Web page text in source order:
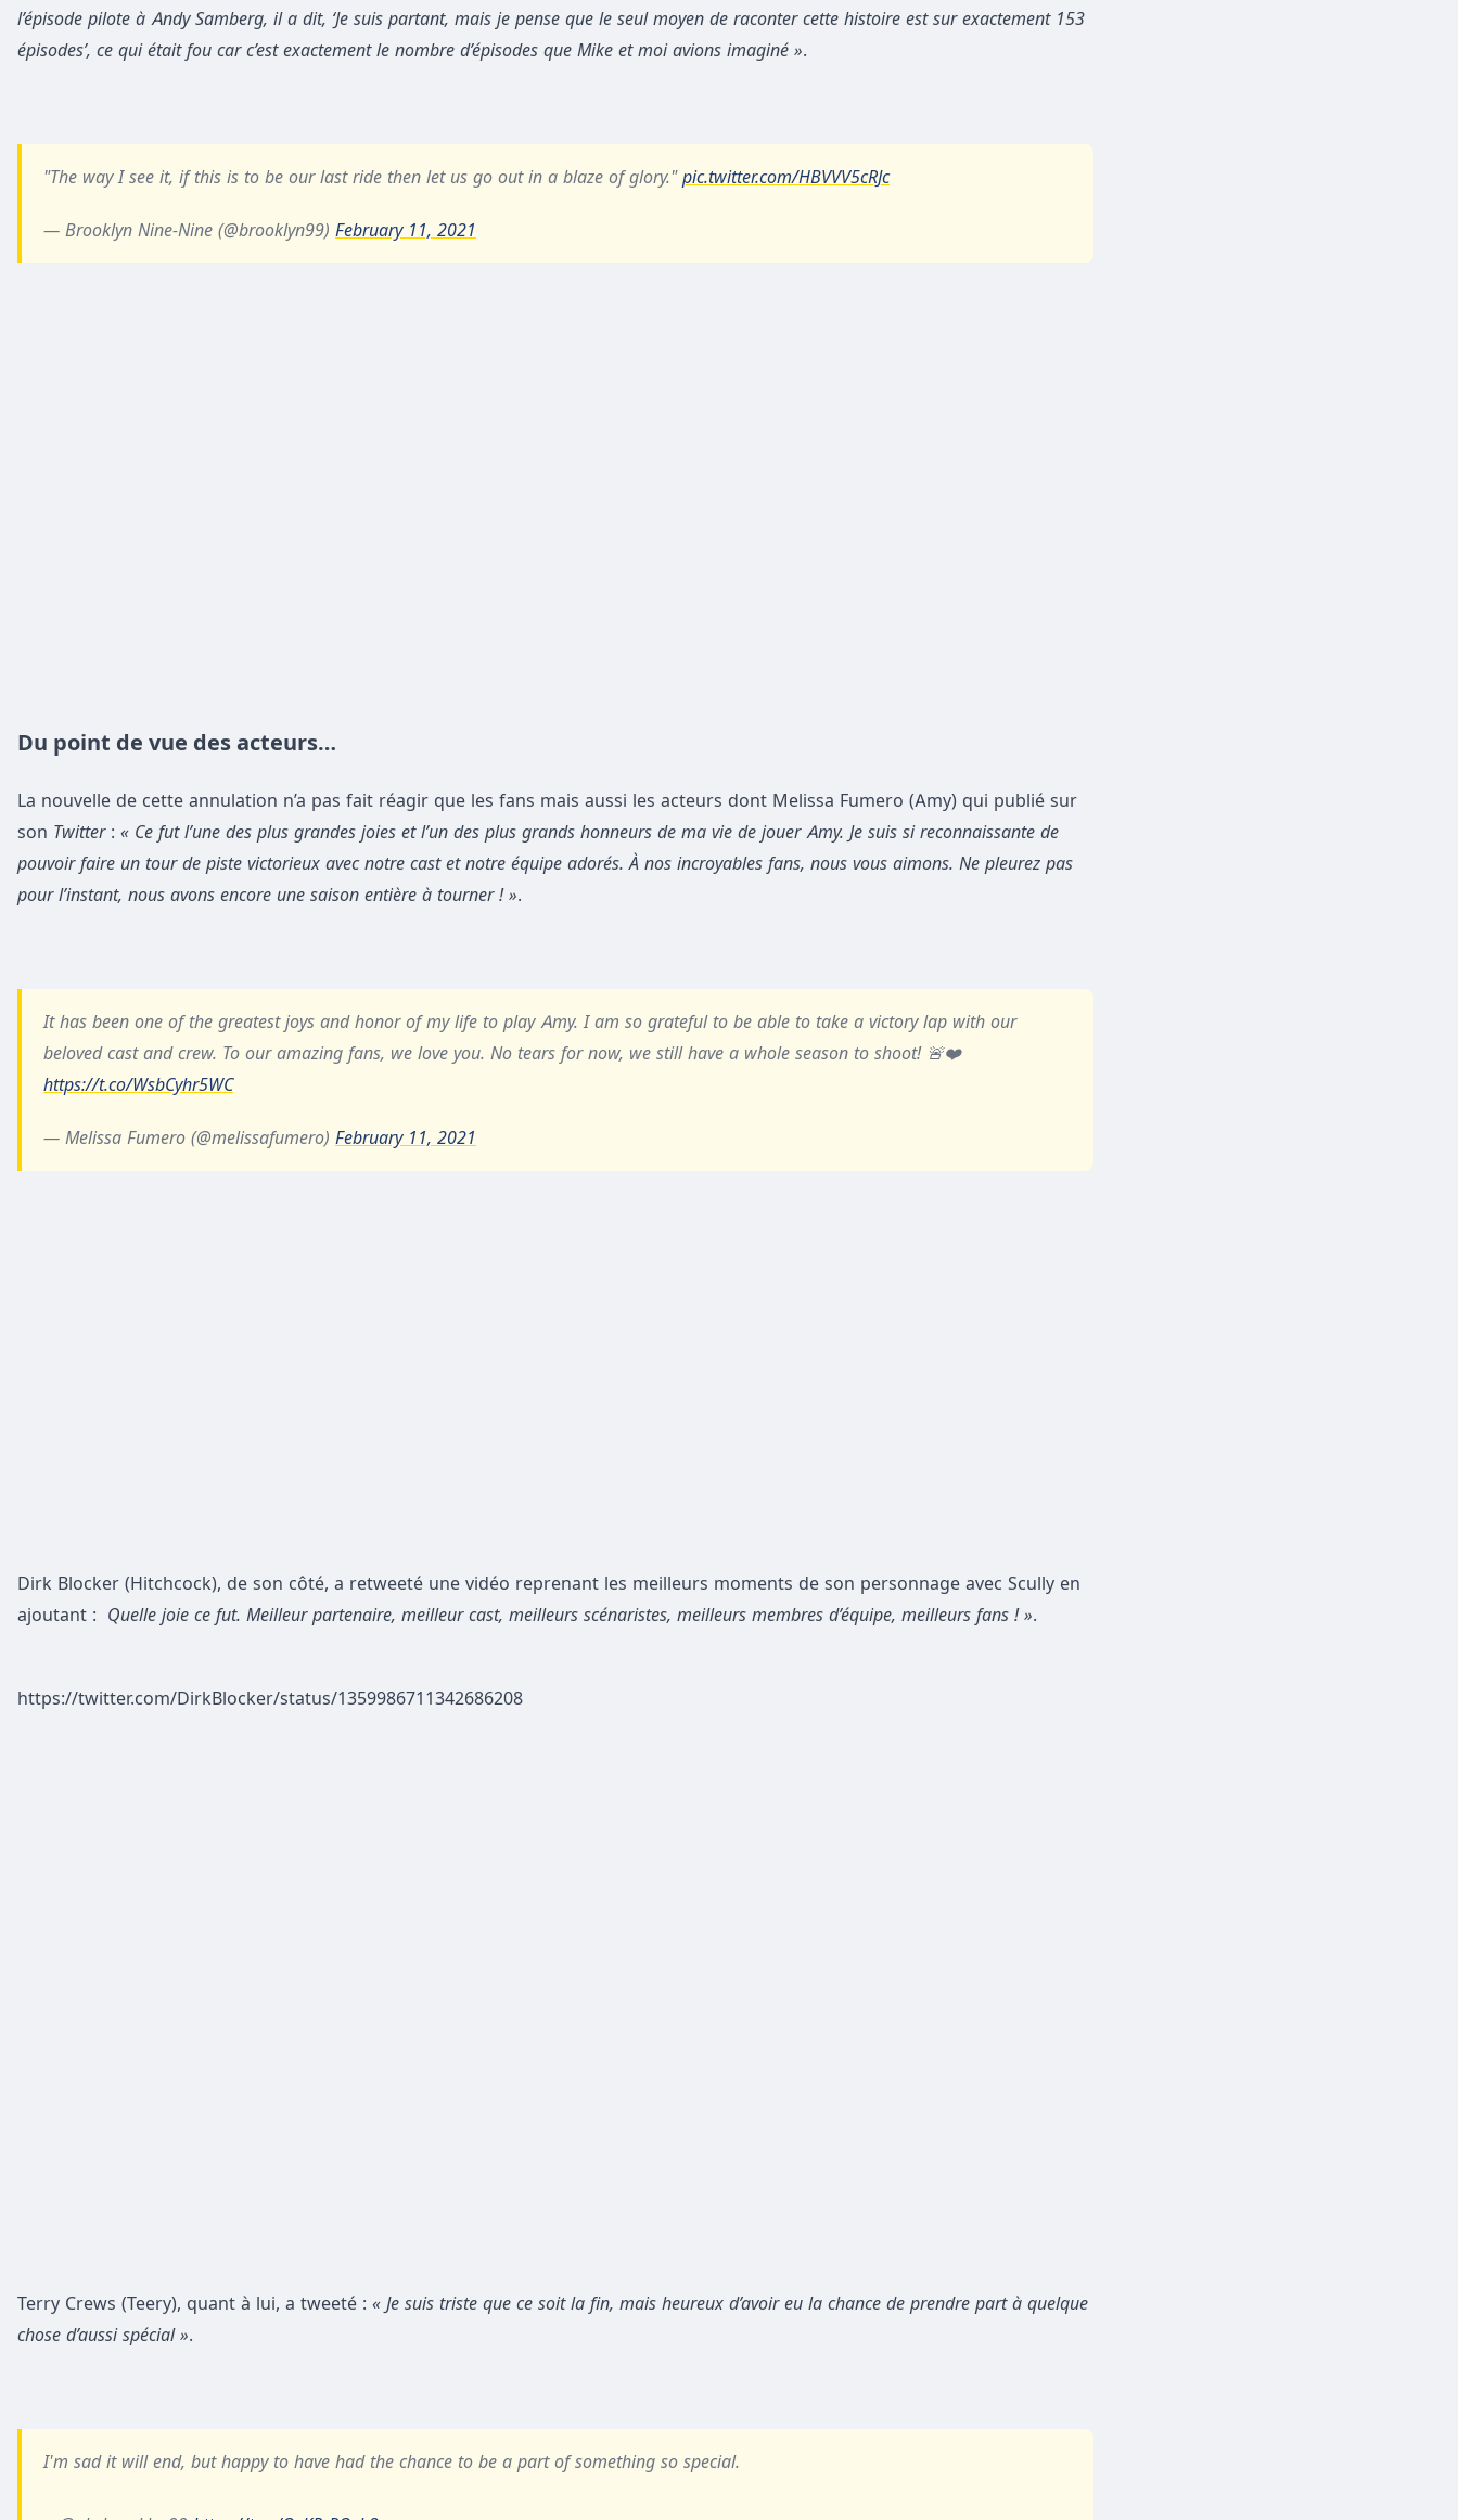
l’épisode pilote à Andy Samberg, il a dit, ‘Je suis partant, mais je pense que le seul moyen de raconter cette histoire est sur exactement 153
épisodes’, ce qui était fou car c’est exactement le nombre d’épisodes que Mike et moi avions imaginé ».
"The way I see it, if this is to be our last ride then let us go out in a blaze of glory." pic.twitter.com/HBVVV5cRJc
— Brooklyn Nine-Nine (@brooklyn99) February 11, 2021
Du point de vue des acteurs…
La nouvelle de cette annulation n’a pas fait réagir que les fans mais aussi les acteurs dont Melissa Fumero (Amy) qui publié sur
son Twitter : « Ce fut l’une des plus grandes joies et l’un des plus grands honneurs de ma vie de jouer Amy. Je suis si reconnaissante de
pouvoir faire un tour de piste victorieux avec notre cast et notre équipe adorés. À nos incroyables fans, nous vous aimons. Ne pleurez pas
pour l’instant, nous avons encore une saison entière à tourner ! ».
It has been one of the greatest joys and honor of my life to play Amy. I am so grateful to be able to take a victory lap with our
beloved cast and crew. To our amazing fans, we love you. No tears for now, we still have a whole season to shoot! 🚨❤️
https://t.co/WsbCyhr5WC
— Melissa Fumero (@melissafumero) February 11, 2021
Dirk Blocker (Hitchcock), de son côté, a retweeté une vidéo reprenant les meilleurs moments de son personnage avec Scully en
ajoutant : Quelle joie ce fut. Meilleur partenaire, meilleur cast, meilleurs scénaristes, meilleurs membres d’équipe, meilleurs fans ! ».
https://twitter.com/DirkBlocker/status/1359986711342686208
Terry Crews (Teery), quant à lui, a tweeté : « Je suis triste que ce soit la fin, mais heureux d’avoir eu la chance de prendre part à quelque
chose d’aussi spécial ».
I'm sad it will end, but happy to have had the chance to be a part of something so special.